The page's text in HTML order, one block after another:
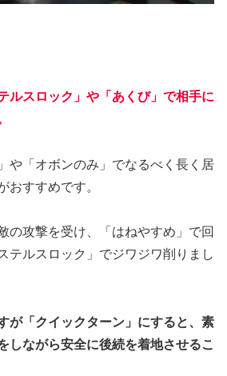
ルスロック」や「あくび」で相手に
や「オボンのみ」でなるべく長く居
おすすめです。
の攻撃を受け、「はねやすめ」で回
テルスロック」でジワジワ削りまし
が「クイックターン」にすると、素
しながら安全に後続を着地させるこ